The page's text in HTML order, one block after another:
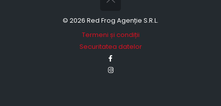
© 2026 Red Frog Agenție S.R.L.
Termeni și condiții
Securitatea datelor